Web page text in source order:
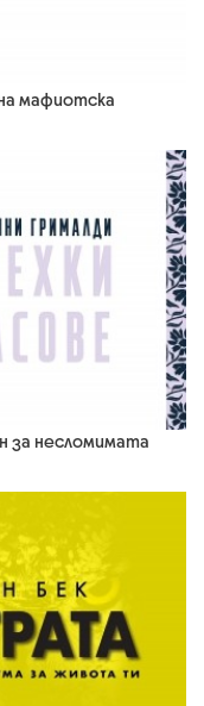
мафиотска
за несломимата